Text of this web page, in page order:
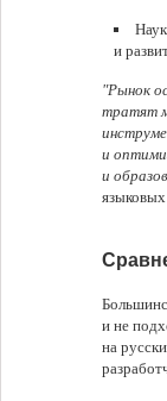
и
"Рынок
тратят
и
и
и не
на